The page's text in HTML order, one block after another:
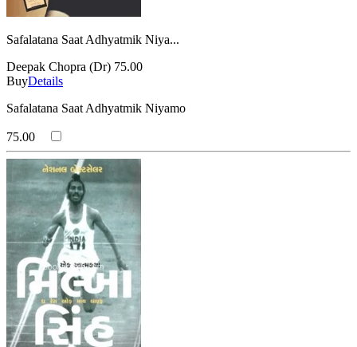
Safalatana Saat Adhyatmik Niya...
Deepak Chopra (Dr) 75.00
BuyDetails
Safalatana Saat Adhyatmik Niyamo
75.00